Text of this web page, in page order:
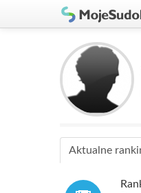
Aktualne